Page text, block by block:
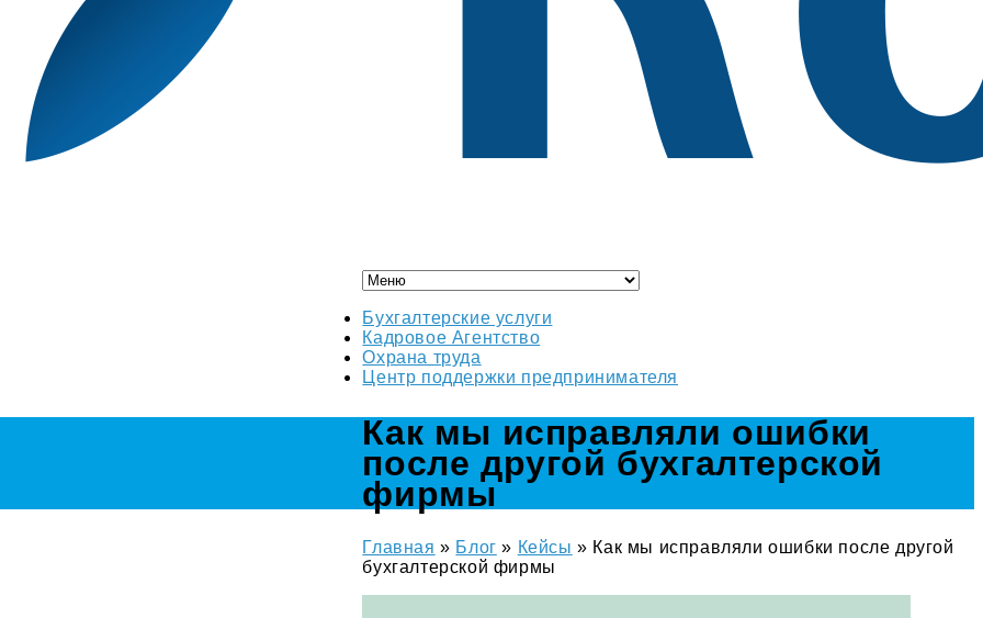
Бухгалтерские услуги
Кадровое Агентство
Охрана труда
Центр поддержки предпринимателя
Как мы исправляли ошибки
после другой бухгалтерской
фирмы
Главная » Блог » Кейсы » Как мы исправляли ошибки после другой
бухгалтерской фирмы